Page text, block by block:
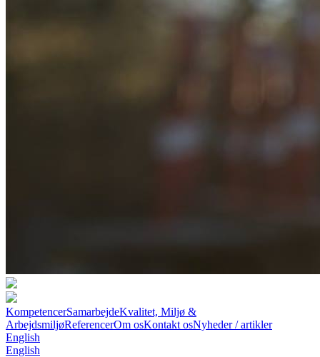
KompetencerSamarbejdeKvalitet, Miljø &
ArbejdsmiljøReferencerOm osKontakt osNyheder / artikler
English
English